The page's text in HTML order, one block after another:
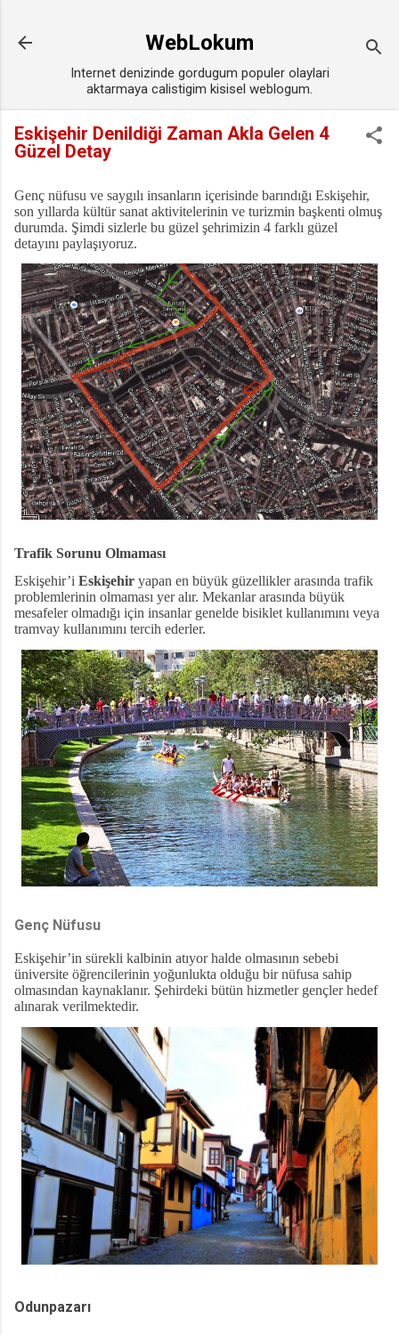
WebLokum
Internet denizinde gordugum populer olaylari
aktarmaya calistigim kisisel weblogum.
Eskişehir Denildiği Zaman Akla Gelen 4
Güzel Detay
Genç nüfusu ve saygılı insanların içerisinde barındığı Eskişehir,
son yıllarda kültür sanat aktivitelerinin ve turizmin başkenti olmuş
durumda. Şimdi sizlerle bu güzel şehrimizin 4 farklı güzel
detayını paylaşıyoruz.
Trafik Sorunu Olmaması
Eskişehir’i Eskişehir yapan en büyük güzellikler arasında trafik
problemlerinin olmaması yer alır. Mekanlar arasında büyük
mesafeler olmadığı için insanlar genelde bisiklet kullanımını veya
tramvay kullanımını tercih ederler.
Genç Nüfusu
Eskişehir’in sürekli kalbinin atıyor halde olmasının sebebi
üniversite öğrencilerinin yoğunlukta olduğu bir nüfusa sahip
olmasından kaynaklanır. Şehirdeki bütün hizmetler gençler hedef
alınarak verilmektedir.
Odunpazarı